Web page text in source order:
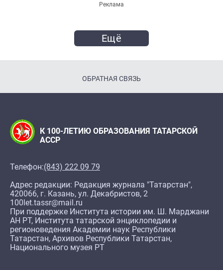
Реклама
Ещё
ОБРАТНАЯ СВЯЗЬ
К 100-ЛЕТИЮ ОБРАЗОВАНИЯ ТАТАРСКОЙ
АССР
Телефон:(843) 222 09 79
Адрес редакции: Редакция журнала "Татарстан",
420066, г. Казань, ул. Декабристов, 2
100let.tassr@mail.ru
При поддержке Института истории им. Ш. Марджани
АН РТ, Института татарской энциклопедии и
регионоведения Академии наук Республики
Татарстан, Архивов Республики Татарстан,
Национального музея РТ